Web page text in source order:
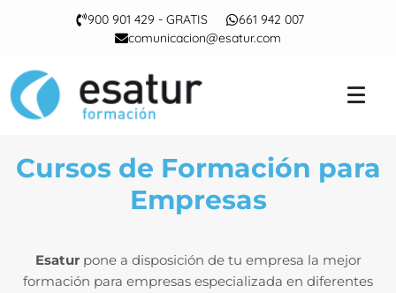
900 901 429 - GRATIS
661 942 007
comunicacion@esatur.com
Cursos de Formación para
Empresas
Esaturpone a disposición de tu empresa la mejor
formación para empresas especializada en diferentes